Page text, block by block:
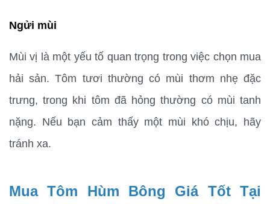
Ngửi mùi
Mùi vị là một yếu tố quan trọng trong việc chọn mua
hải sản. Tôm tươi thường có mùi thơm nhẹ đặc
trưng, trong khi tôm đã hỏng thường có mùi tanh
nặng. Nếu bạn cảm thấy một mùi khó chịu, hãy
tránh xa.
Mua Tôm Hùm Bông Giá Tốt Tại